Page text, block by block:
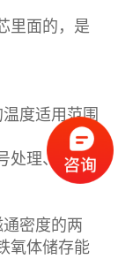
面的，是
度适用范围
处理、功率
密度的两
氧体储存能